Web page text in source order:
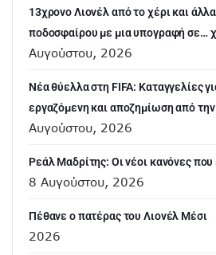
13χρονο Λιονέλ από το χέρι και
ποδοσφαίρου με μια υπογραφή σε…
Αυγούστου, 2026
Νέα θύελλα στη FIFA: Καταγγελίες
εργαζόμενη και αποζημίωση από την
Αυγούστου, 2026
Ρεάλ Μαδρίτης: Οι νέοι κανόνες
8 Αυγούστου, 2026
Πέθανε ο πατέρας του Λιονέλ Μέσι
2026